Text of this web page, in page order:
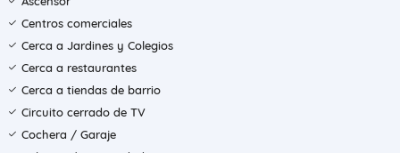
Centros comerciales
Cerca a Jardines y Colegios
Cerca a restaurantes
Cerca a tiendas de barrio
Circuito cerrado de TV
Cochera / Garaje